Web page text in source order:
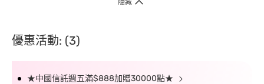
優惠活動: (3)
★中國信託週五滿$888加贈30000點★